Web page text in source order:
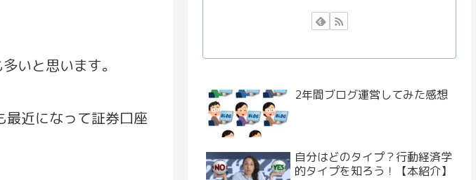
いと思います。
近になって証券口座
2年間ブログ運営してみた感想
自分はどのタイプ？行動経済学
的タイプを知ろう！【本紹介】